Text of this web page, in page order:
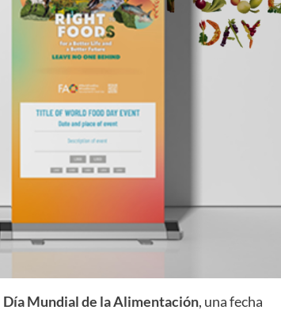
Día Mundial de la Alimentación, una fecha